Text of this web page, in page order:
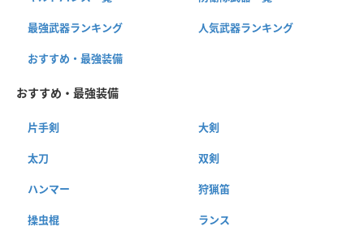
最強武器ランキング 人気武器ランキング
おすすめ・最強装備
おすすめ・最強装備
片手剣 大剣
太刀 双剣
ハンマー 狩猟笛
操虫棍 ランス